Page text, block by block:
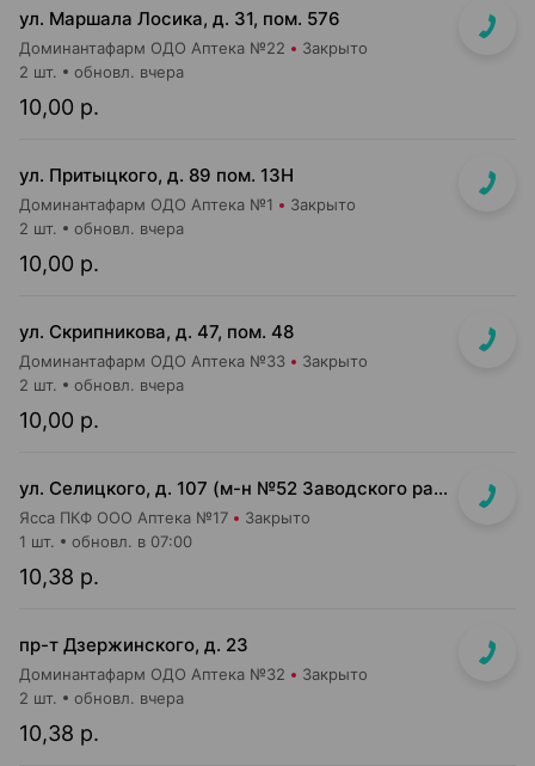
ул. Маршала Лосика, д. 31, пом. 576
Доминантафарм ОДО Аптека №22 Закрыто
10,00 р.
2 шт. обновл. вчера
ул. Притыцкого, д. 89 пом. 13Н
Доминантафарм ОДО Аптека №1 Закрыто
10,00 р.
2 шт. обновл. вчера
ул. Скрипникова, д. 47, пом. 48
Доминантафарм ОДО Аптека №33 Закрыто
10,00 р.
2 шт. обновл. вчера
ул. Селицкого, д. 107 (м-н №52 Заводского райпищеторга)
Ясса ПКФ ООО Аптека №17 Закрыто
10,38 р.
1 шт. обновл. в 07:00
пр-т Дзержинского, д. 23
Доминантафарм ОДО Аптека №32 Закрыто
10,38 р.
2 шт. обновл. вчера